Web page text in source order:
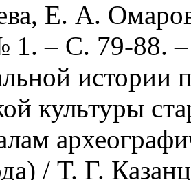
Е. А.
1. – С. 79-88.
истории
культуры
/ Т. Г.